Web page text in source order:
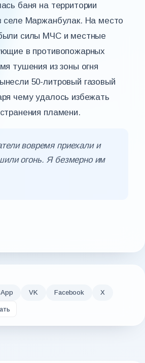
баня на территории
селе Маржанбулак. На место
силы МЧС и местные
в противопожарных
тушения из зоны огня
50-литровый газовый
чему удалось избежать
пламени.
вовремя приехали и
огонь. Я безмерно им
VK Facebook X